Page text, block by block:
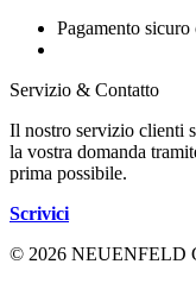
Pagamento sicuro
Servizio & Contatto
Il nostro servizio clienti
la vostra domanda
prima possibile.
Scrivici
© 2026 NEUENFELD